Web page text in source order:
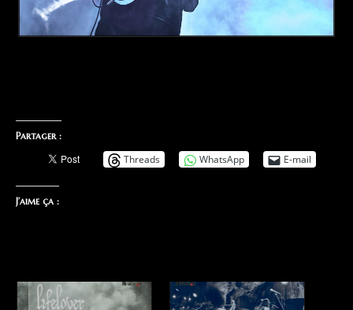
Partager :
Threads WhatsApp E-mail
J’aime ça :